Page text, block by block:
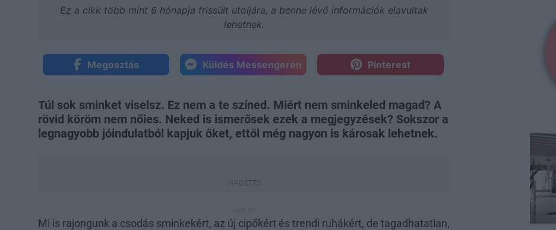
Ez a cikk több mint 6 hónapja frissült utoljára, a benne lévő információk elavultak
lehetnek.
Megosztás Küldés Messengeren Pinterest
Túl sok sminket viselsz. Ez nem a te színed. Miért nem sminkeled magad? A
rövid köröm nem nőies. Neked is ismerősek ezek a megjegyzések? Sokszor a
legnagyobb jóindulatból kapjuk őket, ettől még nagyon is károsak lehetnek.
Mi is rajongunk a csodás sminkekért, az új cipőkért és trendi ruhákért, de tagadhatatlan,